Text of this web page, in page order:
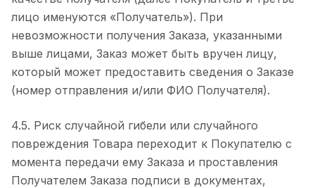
лицо именуются «Получатель»). При
невозможности получения Заказа, указанными
выше лицами, Заказ может быть вручен лицу,
который может предоставить сведения о Заказе
(номер отправления и/или ФИО Получателя).
4.5. Риск случайной гибели или случайного
повреждения Товара переходит к Покупателю с
момента передачи ему Заказа и проставления
Получателем Заказа подписи в документах,